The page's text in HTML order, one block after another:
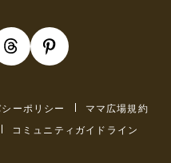
ーポリシー
ママ広場規約
コミュニティガイドライン